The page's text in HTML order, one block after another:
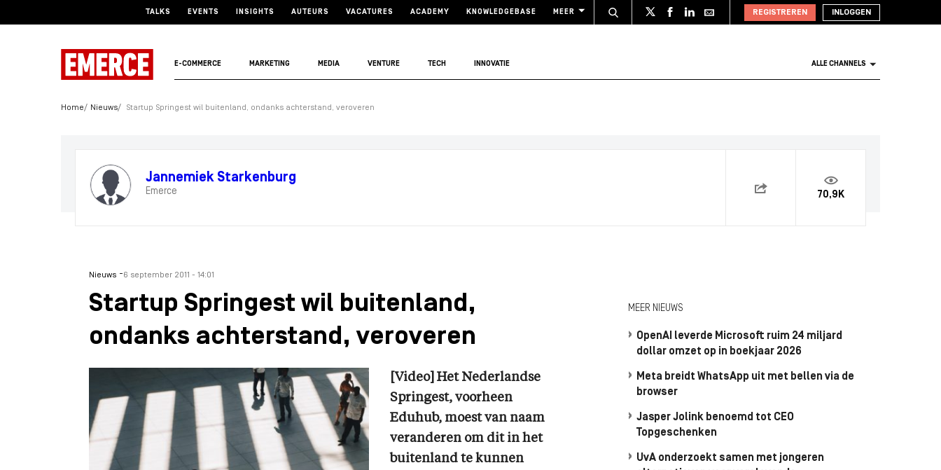
TALKS EVENTS INSIGHTS AUTEURS VACATURES ACADEMY KNOWLEDGEBASE MEER REGISTREREN INLOGGEN
E-COMMERCE MARKETING MEDIA VENTURE TECH INNOVATIE ALLE CHANNELS
Home Nieuws Startup Springest wil buitenland, ondanks achterstand, veroveren
Jannemiek Starkenburg
Emerce 70,9K
Nieuws -6 september 2011 - 14:01
Startup Springest wil buitenland,
ondanks achterstand, veroveren
[Video] Het Nederlandse
Springest, voorheen
Eduhub, moest van naam
veranderen om dit in het
buitenland te kunnen
MEER NIEUWS
OpenAI leverde Microsoft ruim 24 miljard
dollar omzet op in boekjaar 2026
Meta breidt WhatsApp uit met bellen via de
browser
Jasper Jolink benoemd tot CEO
Topgeschenken
UvA onderzoekt samen met jongeren